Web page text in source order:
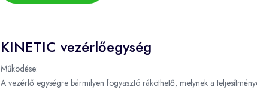
KINETIC vezérlőegység
Működése:
A vezérlő egységre bármilyen fogyasztó ráköthető, melynek a